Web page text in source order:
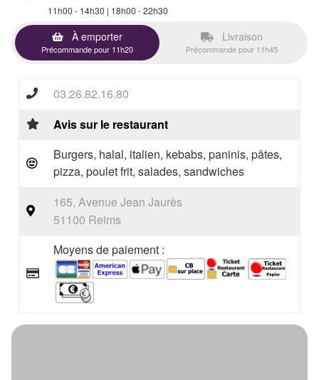
11h00 - 14h30 | 18h00 - 22h30
À emporter
Précommande pour 11h20
Livraison
Précommande pour 11h45
03.26.82.16.80
Avis sur le restaurant
Burgers, halal, italien, kebabs, paninis, pâtes,
pizza, poulet frit, salades, sandwiches
165, Avenue Jean Jaurès
51100 Reims
Moyens de paiement :